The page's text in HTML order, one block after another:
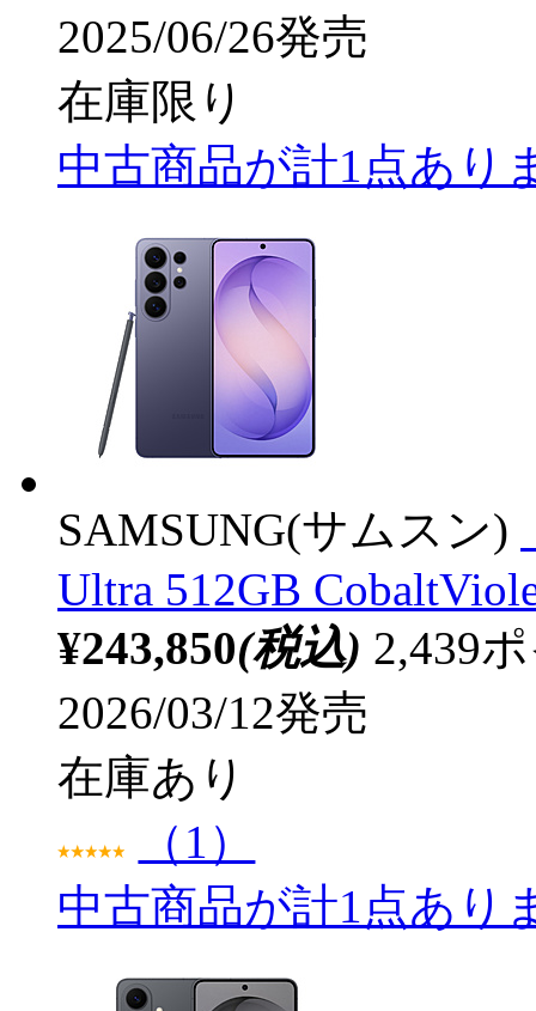
2025/06/26発売
在庫限り
中古商品が計1点あり
SAMSUNG(サムスン)
Ultra 512GB
¥243,850(税込) 2,439
2026/03/12発売
在庫あり
（1）
中古商品が計1点あり